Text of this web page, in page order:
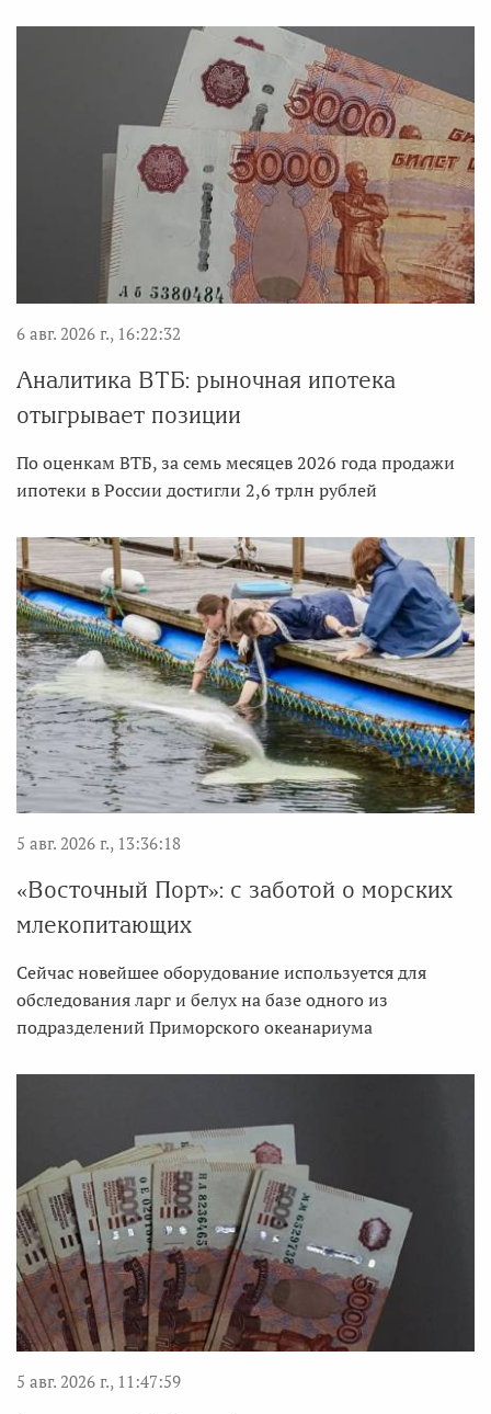
6 авг. 2026 г., 16:22:32
Аналитика ВТБ: рыночная ипотека
отыгрывает позиции
По оценкам ВТБ, за семь месяцев 2026 года продажи
ипотеки в России достигли 2,6 трлн рублей
5 авг. 2026 г., 13:36:18
«Восточный Порт»: с заботой о морских
млекопитающих
Сейчас новейшее оборудование используется для
обследования ларг и белух на базе одного из
подразделений Приморского океанариума
5 авг. 2026 г., 11:47:59